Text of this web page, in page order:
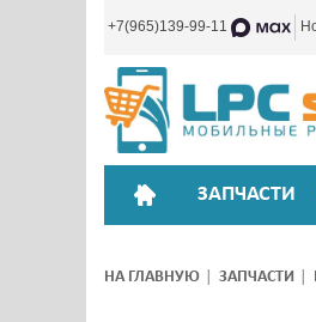
+7(965)139-99-11
ЗАПЧАСТИ
НА ГЛАВНУЮ ЗАПЧАСТИ